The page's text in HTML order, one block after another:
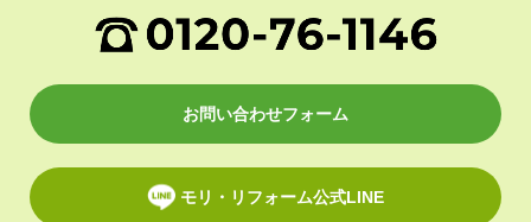
お問い合わせフォーム
モリ・リフォーム公式LINE